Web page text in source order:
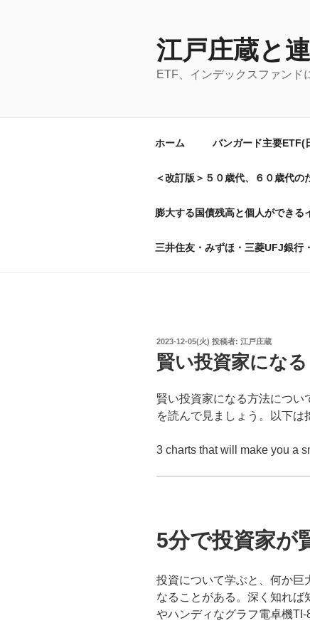
江戸庄蔵と
ETF、インデックスファンド
ホーム バンガード主要ETF(
＜改訂版＞５０歳代、６０歳代の
膨大する国債残高と個人ができる
三井住友・みずほ・三菱UFJ銀行
投
稿
日:
2023-12-05(火) 投稿者: 江戸庄蔵
賢い投資家になる
賢い投資家になる方法につ
を読んで見ましょう。以下は
3 charts that will make you a
5分で投資家が
投資について学ぶと、何か巨
なることがある。深く知れ
やハンディなグラフ電卓機TI-